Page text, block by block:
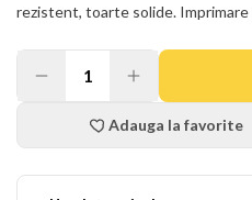
rezistent, toarte solide.
1
Adauga la favorite